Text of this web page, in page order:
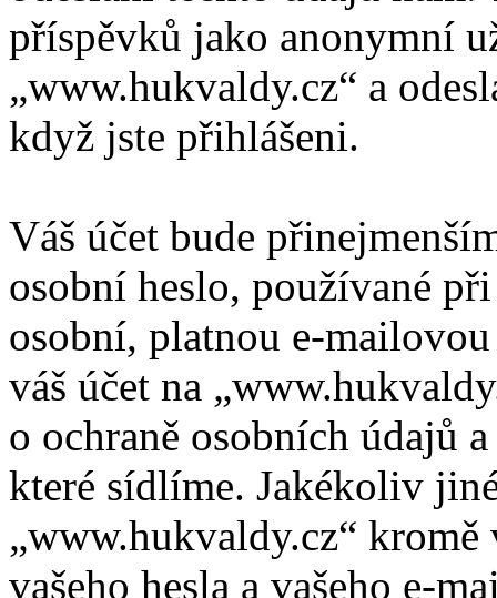
příspěvků jako anonymní
„www.hukvaldy.cz“ a
když jste přihlášeni.
Váš účet bude
osobní heslo, používané
osobní, platnou e-
váš účet na
o ochraně osobních údajů
které sídlíme. Jakékoliv
„www.hukvaldy.cz“ kromě
vašeho hesla a vašeho e-